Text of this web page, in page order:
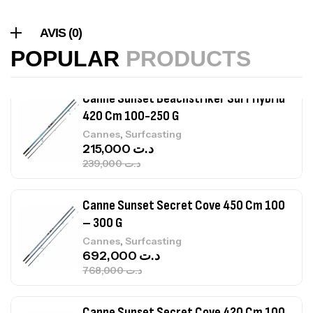
AVIS (0)
POPULAR PRODUCTS
Cannes Surfcasting
Canne Sunset Secret Cove 450 Cm 100
– 300 G
Cannes,Surfcasting
Canne Sunset Secret Cove 420 Cm 100
– 300 G
Cannes,Surfcasting